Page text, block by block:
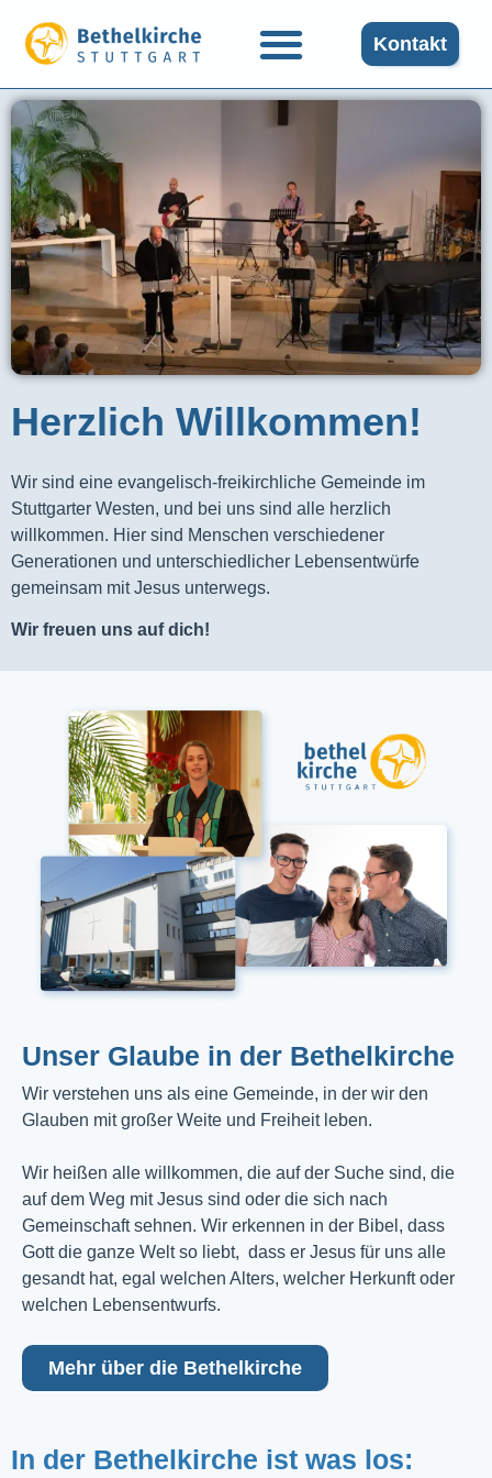
Kontakt
Herzlich Willkommen!
Wir sind eine evangelisch-freikirchliche Gemeinde im
Stuttgarter Westen, und bei uns sind alle herzlich
willkommen. Hier sind Menschen verschiedener
Generationen und unterschiedlicher Lebensentwürfe
gemeinsam mit Jesus unterwegs.
Wir freuen uns auf dich!
Unser Glaube in der Bethelkirche
Wir verstehen uns als eine Gemeinde, in der wir den
Glauben mit großer Weite und Freiheit leben.
Wir heißen alle willkommen, die auf der Suche sind, die
auf dem Weg mit Jesus sind oder die sich nach
Gemeinschaft sehnen. Wir erkennen in der Bibel, dass
Gott die ganze Welt so liebt, dass er Jesus für uns alle
gesandt hat, egal welchen Alters, welcher Herkunft oder
welchen Lebensentwurfs.
Mehr über die Bethelkirche
In der Bethelkirche ist was los: